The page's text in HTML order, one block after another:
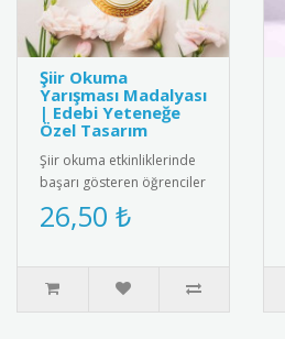
Şiir Okuma
Yarışması Madalyası
| Edebi Yeteneğe
Özel Tasarım
Şiir okuma etkinliklerinde
başarı gösteren öğrenciler
için özel olarak
tasarlanmış madalya.
26,50 ₺